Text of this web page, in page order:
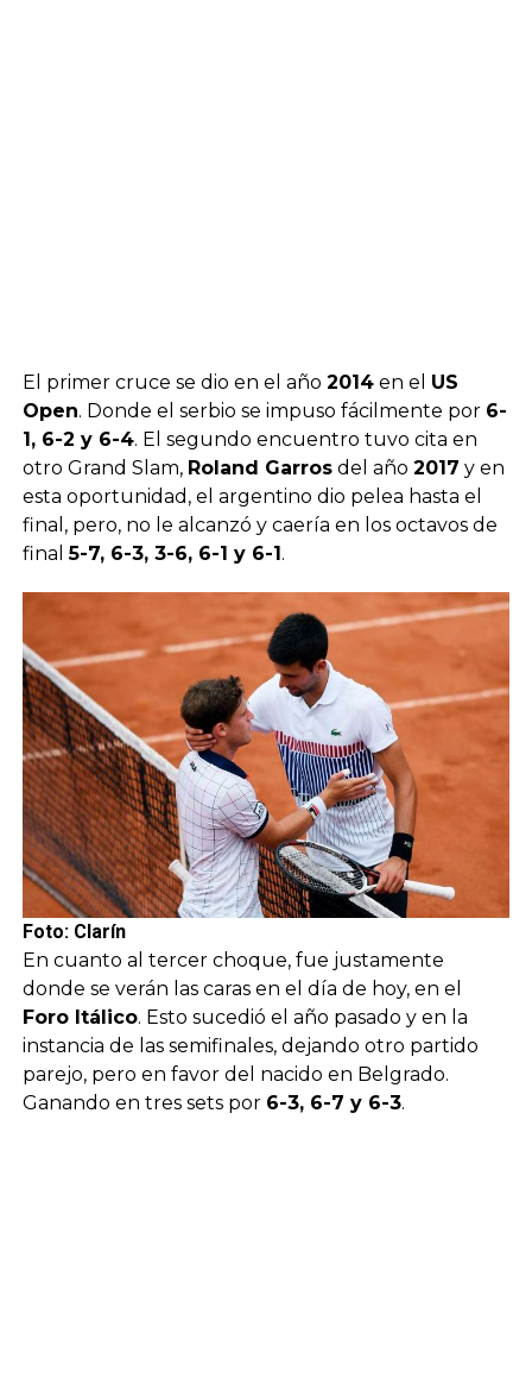
El primer cruce se dio en el año 2014en el US
Open. Donde el serbio se impuso fácilmente por 6-
1, 6-2 y 6-4. El segundo encuentro tuvo cita en
otro Grand Slam, Roland Garrosdel año 2017 y en
esta oportunidad, el argentino dio pelea hasta el
final, pero, no le alcanzó y caería en los octavos de
final5-7, 6-3, 3-6, 6-1 y 6-1.
Foto: Clarín
En cuanto al tercer choque, fue justamente
donde se verán las caras en el día de hoy, en el
Foro Itálico. Esto sucedió el año pasado y en la
instancia de las semifinales, dejando otro partido
parejo, pero en favor del nacido en Belgrado.
Ganando en tres sets por 6-3, 6-7 y 6-3.